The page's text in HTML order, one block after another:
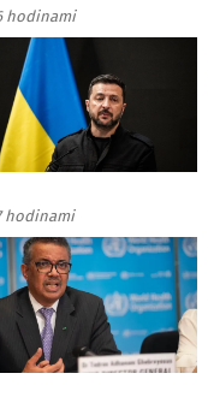
hodinami
hodinami